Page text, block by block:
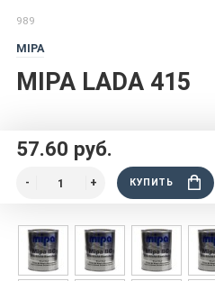
989
MIPA
MIPA LADA 415
57.60 руб.
КУПИТЬ